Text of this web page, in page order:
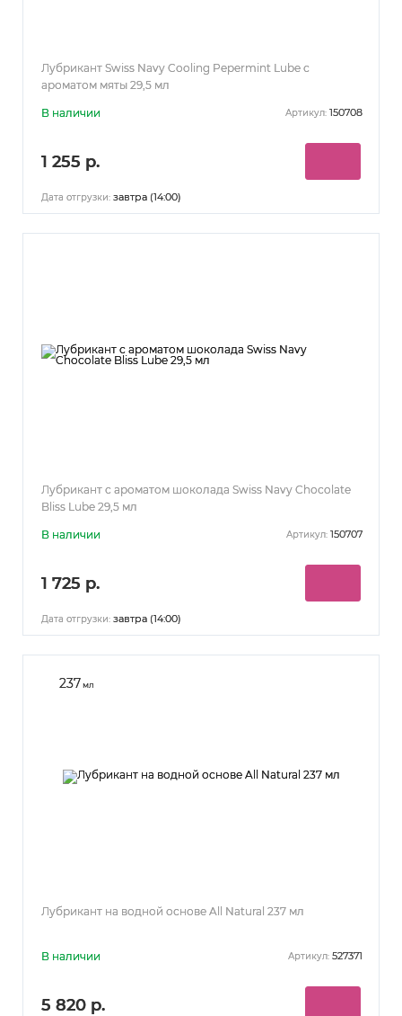
Лубрикант Swiss Navy Cooling Pepermint Lube с
ароматом мяты 29,5 мл
В наличии Артикул: 150708
1 255 р.
Дата отгрузки: завтра (14:00)
Лубрикант с ароматом шоколада Swiss Navy Chocolate
Bliss Lube 29,5 мл
В наличии Артикул: 150707
1 725 р.
Дата отгрузки: завтра (14:00)
237мл
Лубрикант на водной основе All Natural 237 мл
В наличии Артикул: 527371
5 820 р.